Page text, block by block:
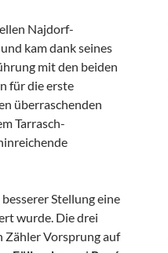
Najdorf-
kam dank seines
mit den beiden
für die erste
überraschenden
Tarrasch-
Stellung eine
wurde. Die drei
Zähler Vorsprung auf